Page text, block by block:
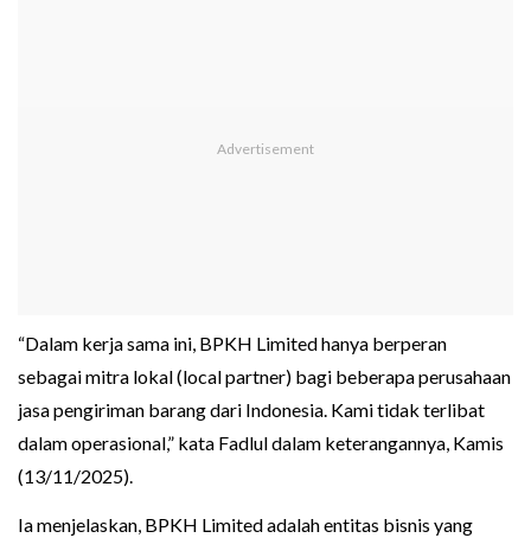
“Dalam kerja sama ini, BPKH Limited hanya berperan
sebagai mitra lokal (local partner) bagi beberapa perusahaan
jasa pengiriman barang dari Indonesia. Kami tidak terlibat
dalam operasional,” kata Fadlul dalam keterangannya, Kamis
(13/11/2025).
Ia menjelaskan, BPKH Limited adalah entitas bisnis yang